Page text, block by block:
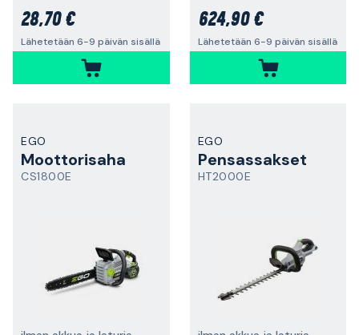
28,70 €
Lähetetään 6-9 päivän sisällä
624,90 €
Lähetetään 6-9 päivän sisällä
EGO
Moottorisaha
CS1800E
EGO
Pensassakset
HT2000E